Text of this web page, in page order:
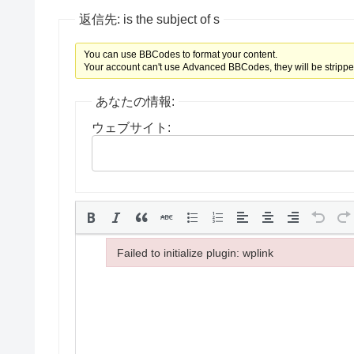
返信先: is the subject of s
You can use BBCodes to format your content.
Your account can't use Advanced BBCodes, they will be
あなたの情報:
ウェブサイト:
Failed to initialize plugin: wplink
Failed to initialize plugin: wplink